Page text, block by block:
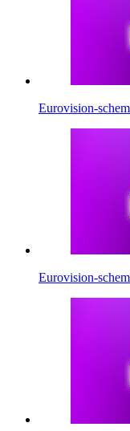
Eurovision-
Eurovision-